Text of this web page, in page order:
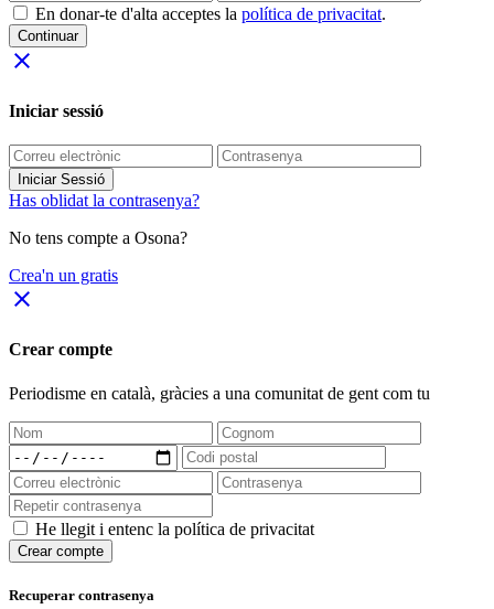
En donar-te d'alta acceptes la política de privacitat.
Continuar
close
Iniciar sessió
Iniciar Sessió
Has oblidat la contrasenya?
No tens compte a Osona?
Crea'n un gratis
close
Crear compte
Periodisme en català, gràcies a una comunitat de gent com tu
He llegit i entenc la política de privacitat
Crear compte
Recuperar contrasenya